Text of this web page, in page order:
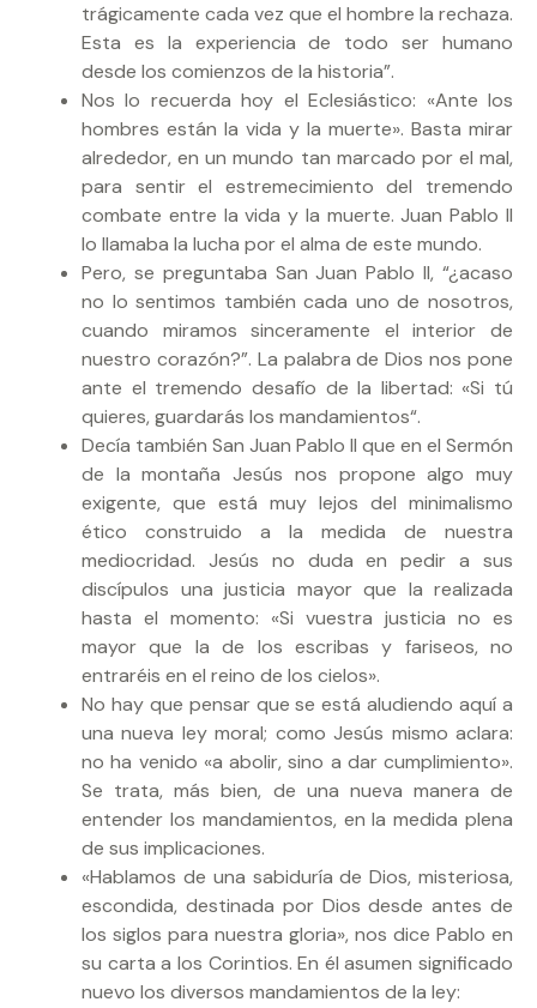
trágicamente cada vez que el hombre la rechaza.
Esta es la experiencia de todo ser humano
desde los comienzos de la historia”.
Nos lo recuerda hoy el Eclesiástico: «Ante los
hombres están la vida y la muerte». Basta mirar
alrededor, en un mundo tan marcado por el mal,
para sentir el estremecimiento del tremendo
combate entre la vida y la muerte. Juan Pablo II
lo llamaba la lucha por el alma de este mundo.
Pero, se preguntaba San Juan Pablo II, “¿acaso
no lo sentimos también cada uno de nosotros,
cuando miramos sinceramente el interior de
nuestro corazón?”. La palabra de Dios nos pone
ante el tremendo desafío de la libertad: «Si tú
quieres, guardarás los mandamientos“.
Decía también San Juan Pablo II que en el Sermón
de la montaña Jesús nos propone algo muy
exigente, que está muy lejos del minimalismo
ético construido a la medida de nuestra
mediocridad. Jesús no duda en pedir a sus
discípulos una justicia mayor que la realizada
hasta el momento: «Si vuestra justicia no es
mayor que la de los escribas y fariseos, no
entraréis en el reino de los cielos».
No hay que pensar que se está aludiendo aquí a
una nueva ley moral; como Jesús mismo aclara:
no ha venido «a abolir, sino a dar cumplimiento».
Se trata, más bien, de una nueva manera de
entender los mandamientos, en la medida plena
de sus implicaciones.
«Hablamos de una sabiduría de Dios, misteriosa,
escondida, destinada por Dios desde antes de
los siglos para nuestra gloria», nos dice Pablo en
su carta a los Corintios. En él asumen significado
nuevo los diversos mandamientos de la ley: